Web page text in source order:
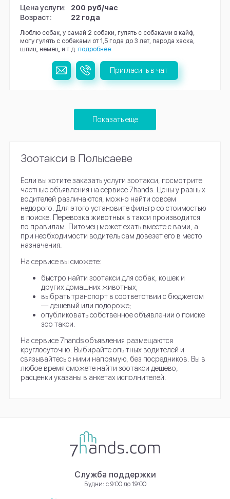
Цена услуги:
200 руб/час
Возраст:
22 года
Люблю собак, у самай 2 собаки, гулять с собаками в кайф,
могу гулять с собаками от 1,5 года до 3 лет, парода хаска,
шпиц, немец, и т.д. подробнее
Пригласить в чат
Показать еще
Зоотакси в Полысаеве
Если вы хотите заказать услуги зоотакси, посмотрите
частные объявления на сервисе 7hands. Цены у разных
водителей различаются, можно найти совсем
недорого. Для этого установите фильтр со стоимостью
в поиске. Перевозка животных в такси производится
по правилам. Питомец может ехать вместе с вами, а
при необходимости водитель сам довезет его в место
назначения.
На сервисе вы сможете:
быстро найти зоотакси для собак, кошек и
других домашних животных;
выбрать транспорт в соответствии с бюджетом
— дешевый или подороже;
опубликовать собственное объявлении о поиске
зоо такси.
На сервисе 7hands объявления размещаются
круглосуточно. Выбирайте опытных водителей и
связывайтесь с ними напрямую, без посредников. Вы в
любое время сможете найти зоотакси дешево,
расценки указаны в анкетах исполнителей.
Служба поддержки
Будни: с 9:00 до 19:00